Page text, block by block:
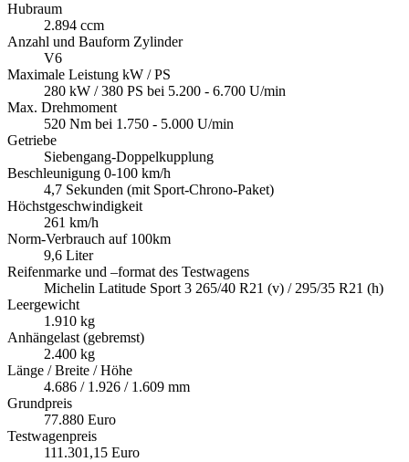
Hubraum
2.894 ccm
Anzahl und Bauform Zylinder
V6
Maximale Leistung kW / PS
280 kW / 380 PS bei 5.200 - 6.700 U/min
Max. Drehmoment
520 Nm bei 1.750 - 5.000 U/min
Getriebe
Siebengang-Doppelkupplung
Beschleunigung 0-100 km/h
4,7 Sekunden (mit Sport-Chrono-Paket)
Höchstgeschwindigkeit
261 km/h
Norm-Verbrauch auf 100km
9,6 Liter
Reifenmarke und –format des Testwagens
Michelin Latitude Sport 3 265/40 R21 (v) / 295/35 R21 (h)
Leergewicht
1.910 kg
Anhängelast (gebremst)
2.400 kg
Länge / Breite / Höhe
4.686 / 1.926 / 1.609 mm
Grundpreis
77.880 Euro
Testwagenpreis
111.301,15 Euro